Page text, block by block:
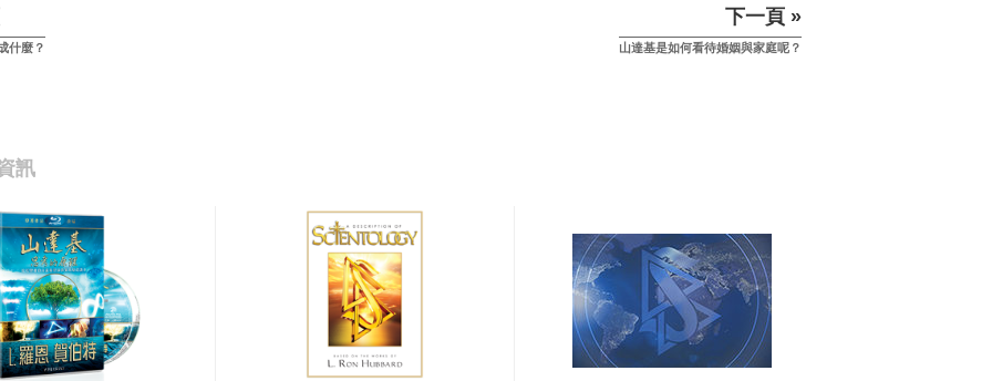
什麼？
下一頁 »
山達基是如何看待婚姻與家庭呢？
訊